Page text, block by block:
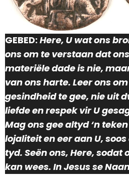
GEBED: Here, U wat ons
ons om te verstaan dat
materiële dade is nie,
van ons harte. Leer ons
gesindheid te gee, nie uit
liefde en respek vir U
Mag ons gee altyd ‘n
lojaliteit en eer aan U,
tyd. Seën ons, Here, sodat
kan wees. In Jesus se